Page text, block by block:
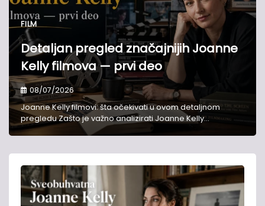
FILM
Detaljan pregled značajnijih Joanne
Kelly filmova — prvi deo
08/07/2026
Joanne Kelly filmovi: šta očekivati u ovom detaljnom
pregledu Zašto je važno analizirati Joanne Kelly…